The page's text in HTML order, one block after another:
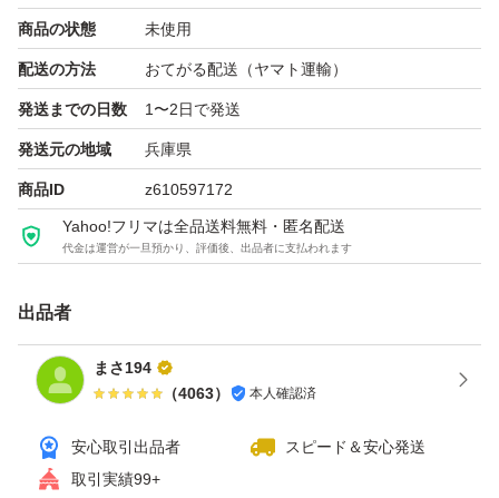
商品の状態 未使用
配送の方法 おてがる配送（ヤマト運輸）
発送までの日数 1〜2日で発送
発送元の地域 兵庫県
商品ID z610597172
Yahoo!フリマは全品送料無料・匿名配送
代金は運営が一旦預かり、評価後、出品者に支払われます
出品者
まさ194
（4063） 本人確認済
安心取引出品者
スピード＆安心発送
取引実績99+